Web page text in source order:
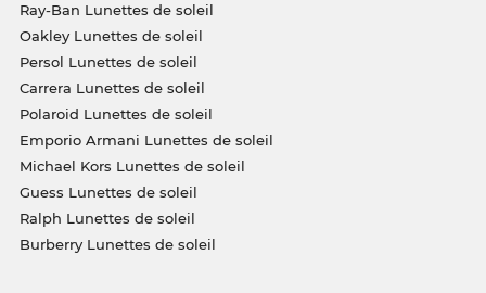
Ray-Ban Lunettes de soleil
Oakley Lunettes de soleil
Persol Lunettes de soleil
Carrera Lunettes de soleil
Polaroid Lunettes de soleil
Emporio Armani Lunettes de soleil
Michael Kors Lunettes de soleil
Guess Lunettes de soleil
Ralph Lunettes de soleil
Burberry Lunettes de soleil